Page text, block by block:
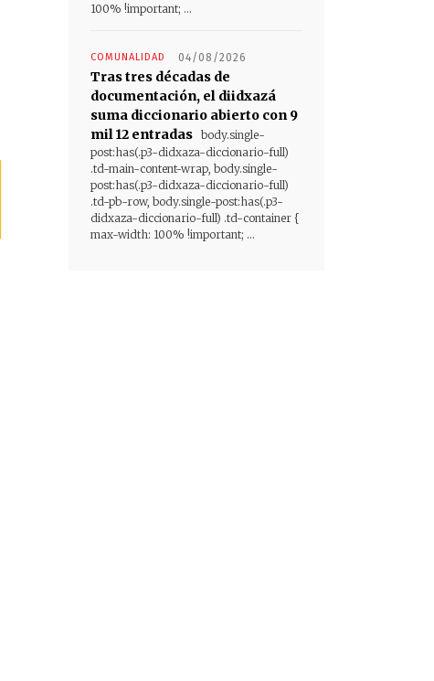
100% !important; ...
COMUNALIDAD 04/08/2026
Tras tres décadas de
documentación, el diidxazá
suma diccionario abierto con 9
mil 12 entradas body.single-
post:has(.p3-didxaza-diccionario-full)
.td-main-content-wrap, body.single-
post:has(.p3-didxaza-diccionario-full)
.td-pb-row, body.single-post:has(.p3-
didxaza-diccionario-full) .td-container {
max-width: 100% !important; ...